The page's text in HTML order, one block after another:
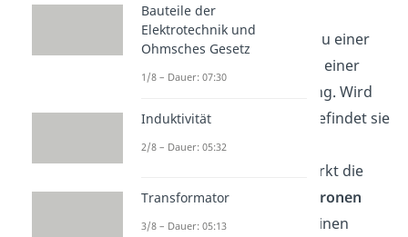
ist. Diese Abstoßung der
Magnetfelderführt auch zu einer
Abstoßung der Platte, also einer
Abbremsung der Bewegung. Wird
die Platte weiterbewegt, befindet sie
sich zwischen den beiden
. Dadurch wirkt die
Lorentzkraftauf alle
Elektronen
gleich, weswegen es zu keinen
Bauteile der
Elektrotechnik und
Ohmsches Gesetz
1/8 – Dauer: 07:30
Induktivität
2/8 – Dauer: 05:32
Transformator
3/8 – Dauer: 05:13